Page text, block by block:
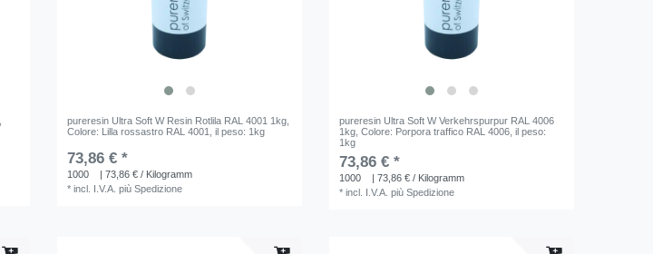
pureresin Ultra Soft W Resin Rotlila RAL 4001 1kg
Colore: Lilla rossastro RAL 4001
, il peso: 1kg
73,86 € *
1000
| 73,86 € / Kilogramm
*incl. I.V.A. piùSpedizione
pureresin Ultra Soft W Verkehrspurpur RAL 4006
1kg , Colore: Porpora traffico RAL 4006 , il peso:
1kg
73,86 € *
1000
| 73,86 € / Kilogramm
*incl. I.V.A. piùSpedizione